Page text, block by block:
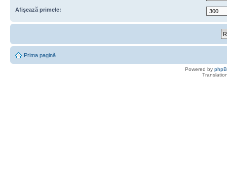
Afişează primele:
Prima pagină
Powered by